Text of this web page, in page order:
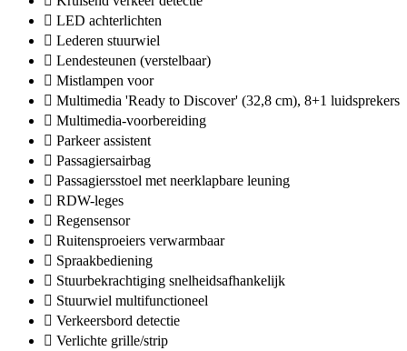
LED achterlichten
Lederen stuurwiel
Lendesteunen (verstelbaar)
Mistlampen voor
Multimedia 'Ready to Discover' (32,8 cm), 8+1 luidsprekers
Multimedia-voorbereiding
Parkeer assistent
Passagiersairbag
Passagiersstoel met neerklapbare leuning
RDW-leges
Regensensor
Ruitensproeiers verwarmbaar
Spraakbediening
Stuurbekrachtiging snelheidsafhankelijk
Stuurwiel multifunctioneel
Verkeersbord detectie
Verlichte grille/strip